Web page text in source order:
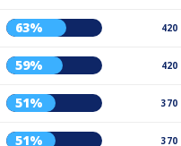
63% 420
59% 420
51% 370
51% 370